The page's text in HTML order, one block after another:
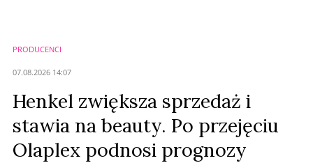
PRODUCENCI
07.08.2026 14:07
Henkel zwiększa sprzedaż i
stawia na beauty. Po przejęciu
Olaplex podnosi prognozy